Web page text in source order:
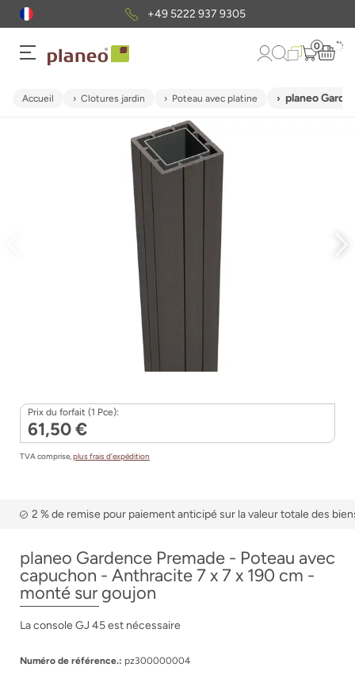
+49 5222 937 9305
0
Accueil Clotures jardin Poteau avec platine planeo
Prix du forfait (1 Pce):
61,50 €
TVA comprise,plus frais d’expédition
2 % de remise pour paiement anticipé sur la valeur totale des
planeo Gardence Premade - Poteau avec
capuchon - Anthracite 7 x 7 x 190 cm -
monté sur goujon
La console GJ 45 est nécessaire
Numéro de référence.: pz300000004